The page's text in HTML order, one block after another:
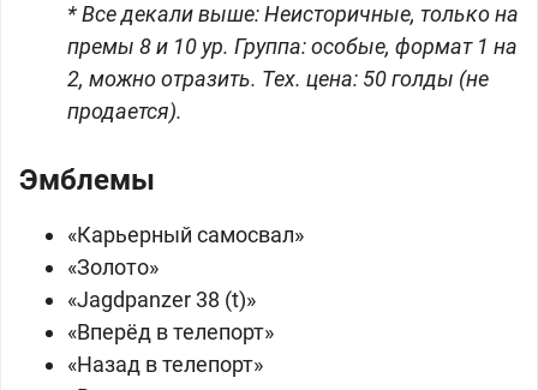
* Все декали выше: Неисторичные, только на
премы 8 и 10 ур. Группа: особые, формат 1 на
2, можно отразить. Тех. цена: 50 голды (не
продается).
Эмблемы
«Карьерный самосвал»
«Золото»
«Jagdpanzer 38 (t)»
«Вперёд в телепорт»
«Назад в телепорт»